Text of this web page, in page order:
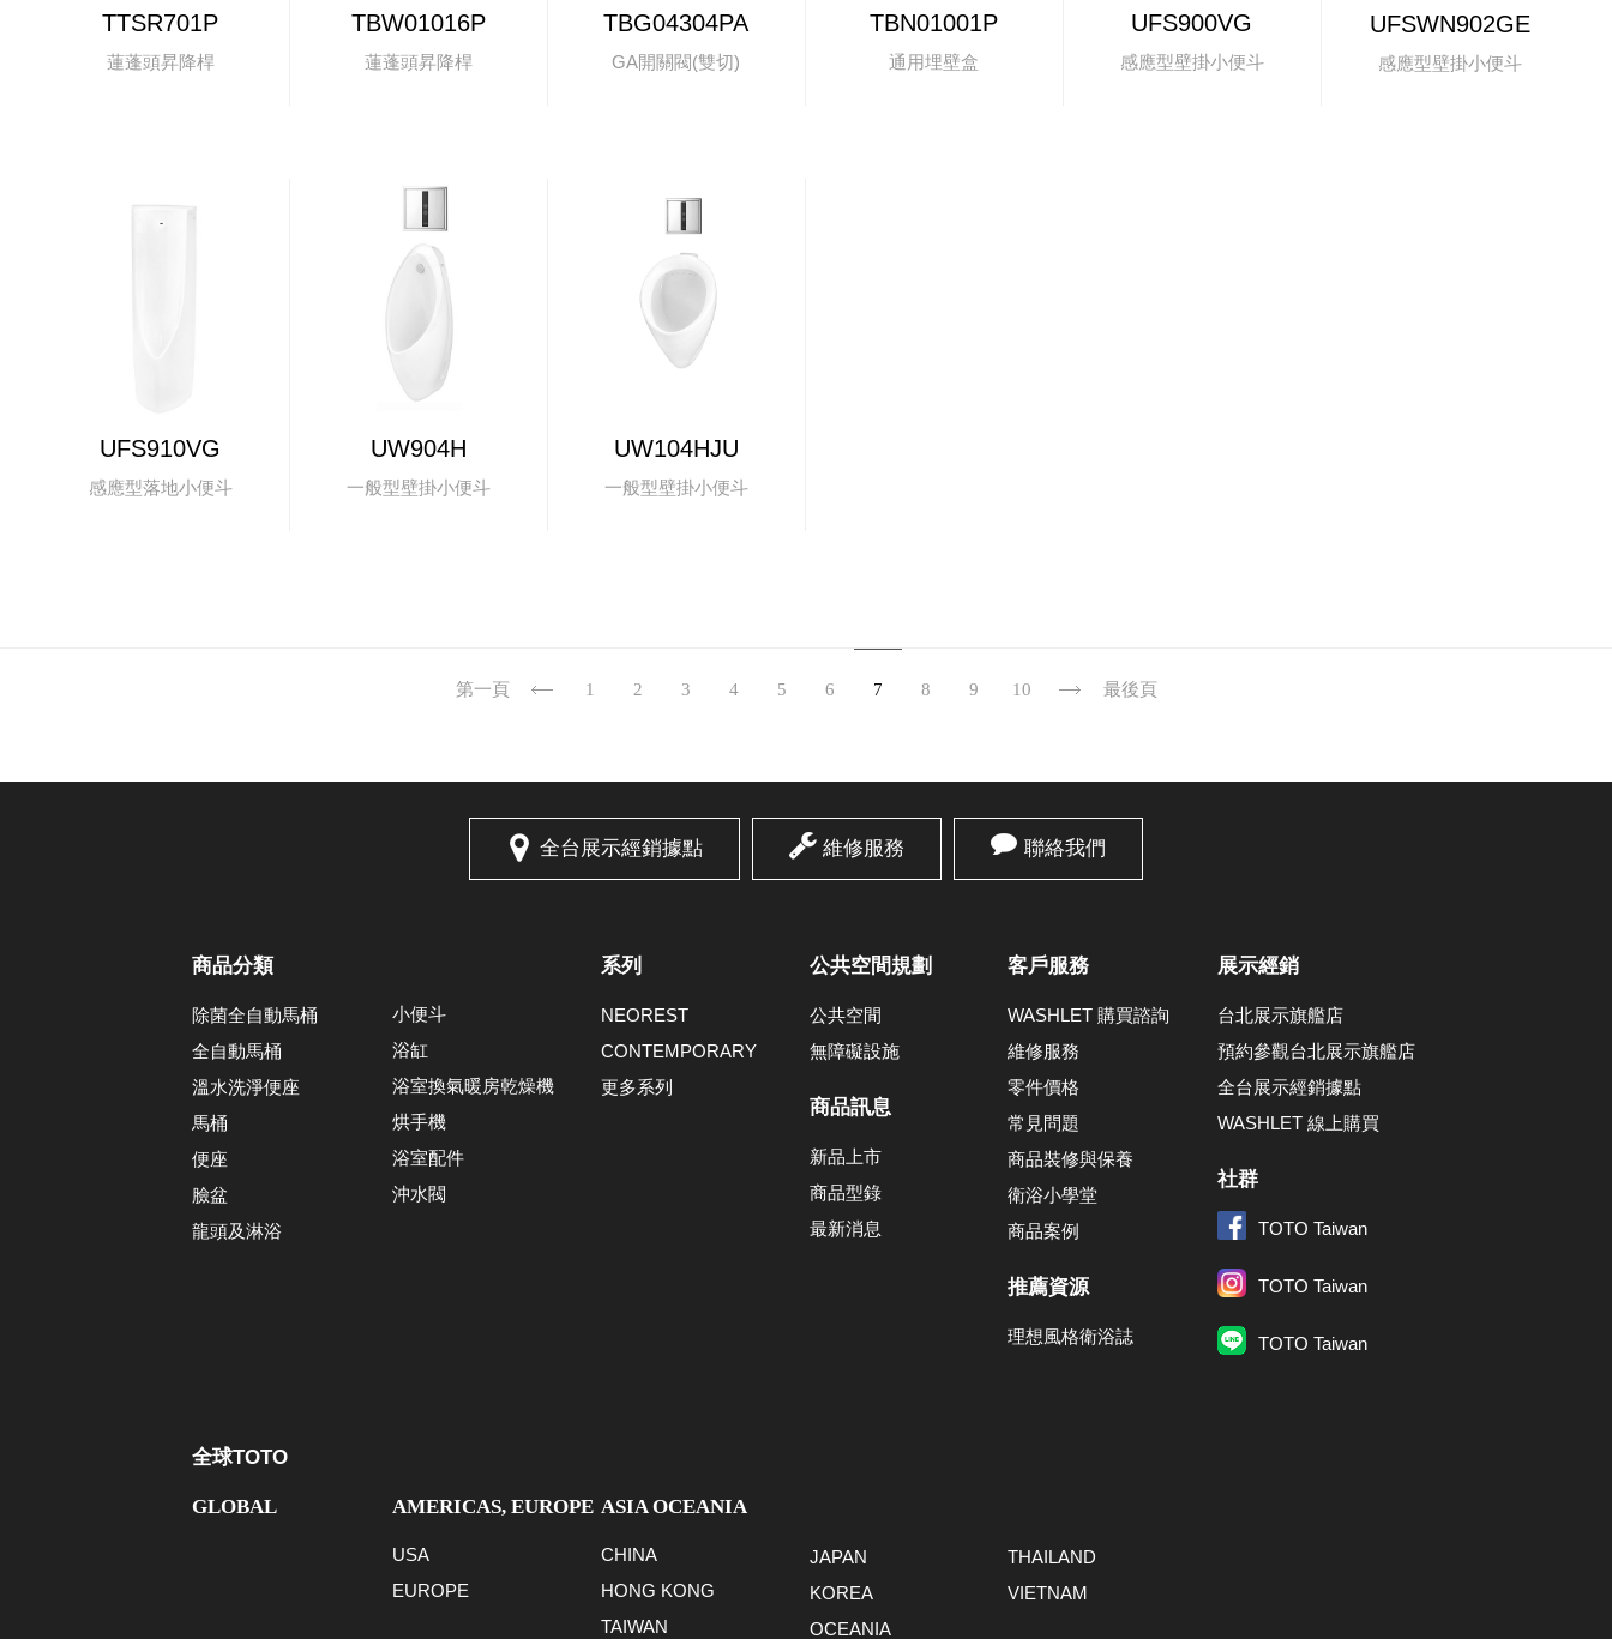
TTSR701P
蓮蓬頭昇降桿
TBW01016P
蓮蓬頭昇降桿
TBG04304PA
GA開關閥(雙切)
TBN01001P
通用埋壁盒
UFS900VG
感應型壁掛小便斗
UFSWN902GE
感應型壁掛小便斗
UFS910VG
感應型落地小便斗
UW904H
一般型壁掛小便斗
UW104HJU
一般型壁掛小便斗
第一頁 1 2 3 4 5 6 7 8 9 10 最後頁
全台展示經銷據點 維修服務 聯絡我們
商品分類
除菌全自動馬桶
全自動馬桶
溫水洗淨便座
馬桶
便座
臉盆
龍頭及淋浴
小便斗
浴缸
浴室換氣暖房乾燥機
烘手機
浴室配件
沖水閥
系列
NEOREST
CONTEMPORARY
更多系列
公共空間規劃
公共空間
無障礙設施
商品訊息
新品上市
商品型錄
最新消息
客戶服務
WASHLET 購買諮詢
維修服務
零件價格
常見問題
商品裝修與保養
衛浴小學堂
商品案例
推薦資源
理想風格衛浴誌
展示經銷
台北展示旗艦店
預約參觀台北展示旗艦店
全台展示經銷據點
WASHLET 線上購買
社群
TOTO Taiwan
TOTO Taiwan
TOTO Taiwan
全球TOTO
GLOBAL AMERICAS, EUROPE
USA
EUROPE
ASIA OCEANIA
CHINA
HONG KONG
TAIWAN
JAPAN
KOREA
OCEANIA
THAILAND
VIETNAM